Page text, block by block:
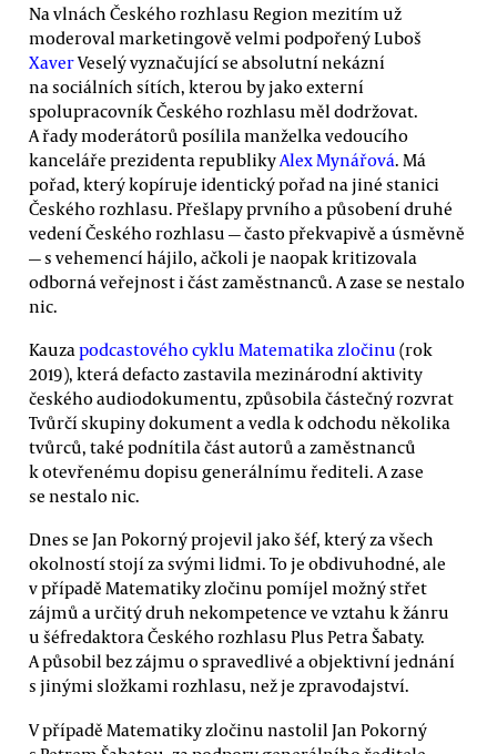
Na vlnách Českého rozhlasu Region mezitím už
moderoval marketingově velmi podpořený Luboš
XaverVeselý vyznačující se absolutní nekázní
na sociálních sítích, kterou by jako externí
spolupracovník Českého rozhlasu měl dodržovat.
A řady moderátorů posílila manželka vedoucího
kanceláře prezidenta republikyAlex Mynářová. Má
pořad, který kopíruje identický pořad na jiné stanici
Českého rozhlasu. Přešlapy prvního a působení druhé
vedení Českého rozhlasu — často překvapivě a úsměvně
— s vehemencí hájilo, ačkoli je naopak kritizovala
odborná veřejnost i část zaměstnanců. A zase se nestalo
nic.
Kauza podcastového cyklu Matematika zločinu (rok
2019), která defacto zastavila mezinárodní aktivity
českého audiodokumentu, způsobila částečný rozvrat
Tvůrčí skupiny dokument a vedla k odchodu několika
tvůrců, také podnítila část autorů a zaměstnanců
k otevřenému dopisu generálnímu řediteli. A zase
se nestalo nic.
Dnes se Jan Pokorný projevil jako šéf, který za všech
okolností stojí za svými lidmi. To je obdivuhodné, ale
v případě Matematiky zločinu pomíjel možný střet
zájmů a určitý druh nekompetence ve vztahu k žánru
u šéfredaktora Českého rozhlasu Plus Petra Šabaty.
A působil bez zájmu o spravedlivé a objektivní jednání
s jinými složkami rozhlasu, než je zpravodajství.
V případě Matematiky zločinu nastolil Jan Pokorný